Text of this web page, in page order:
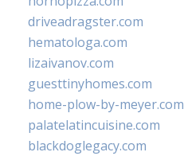
driveadragster.com
hematologa.com
lizaivanov.com
guesttinyhomes.com
home-plow-by-meyer.com
palatelatincuisine.com
blackdoglegacy.com